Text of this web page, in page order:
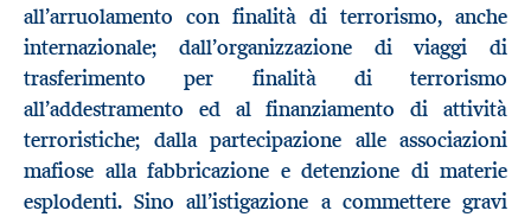
all’arruolamento con finalità di terrorismo, anche
internazionale; dall’organizzazione di viaggi di
trasferimento per finalità di terrorismo
all’addestramento ed al finanziamento di attività
terroristiche; dalla partecipazione alle associazioni
mafiose alla fabbricazione e detenzione di materie
esplodenti. Sino all’istigazione a commettere gravi